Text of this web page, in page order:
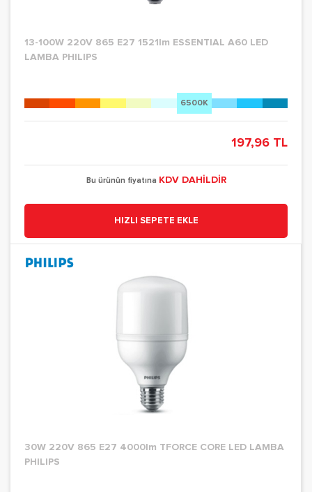
13-100W 220V 865 E27 1521lm ESSENTIAL A60 LED
LAMBA PHILIPS
6500K
197,96 TL
Bu ürünün fiyatına KDV DAHİLDİR
HIZLI SEPETE EKLE
30W 220V 865 E27 4000lm TFORCE CORE LED LAMBA
PHILIPS